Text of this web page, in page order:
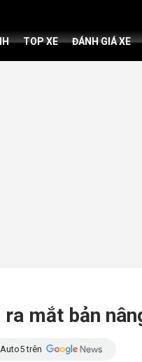
TOP XE ĐÁNH GIÁ XE
ra mắt bản
trên